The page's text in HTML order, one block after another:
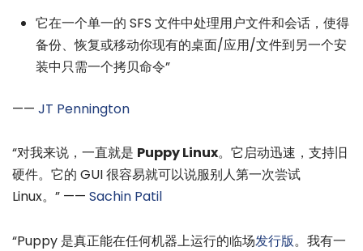
它在一个单一的 SFS 文件中处理用户文件和会话，使得
备份、恢复或移动你现有的桌面/应用/文件到另一个安
装中只需一个拷贝命令”
—— JT Pennington
“对我来说，一直就是 Puppy Linux。它启动迅速，支持旧
硬件。它的 GUI 很容易就可以说服别人第一次尝试
Linux。” —— Sachin Patil
“Puppy 是真正能在任何机器上运行的临场发行版。我有一